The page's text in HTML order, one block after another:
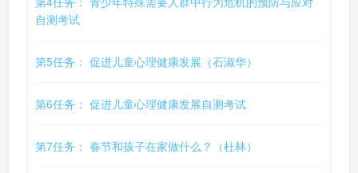
自测考试
第5任务： 促进儿童心理健康发展（石淑华）
第6任务： 促进儿童心理健康发展自测考试
第7任务： 春节和孩子在家做什么？（杜林）